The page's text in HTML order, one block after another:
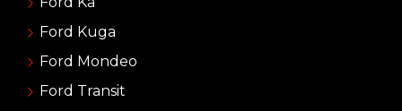
Ford Kuga
Ford Mondeo
Ford Transit